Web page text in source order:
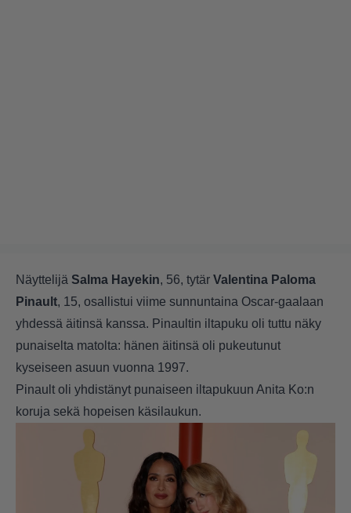
Näyttelijä Salma Hayekin, 56, tytär Valentina Paloma
Pinault, 15, osallistui viime sunnuntaina Oscar-gaalaan
yhdessä äitinsä kanssa. Pinaultin iltapuku oli tuttu näky
punaiselta matolta: hänen äitinsä oli pukeutunut
kyseiseen asuun vuonna 1997.
Pinault oli yhdistänyt punaiseen iltapukuun Anita Ko:n
koruja sekä hopeisen käsilaukun.